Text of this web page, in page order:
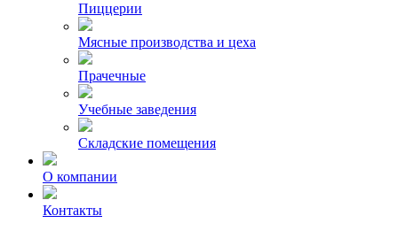
Пиццерии
Мясные производства и цеха
Прачечные
Учебные заведения
Складские помещения
О компании
Контакты